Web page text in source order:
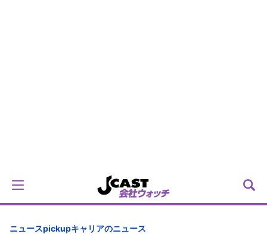
ニュースpickupキャリアのニュース